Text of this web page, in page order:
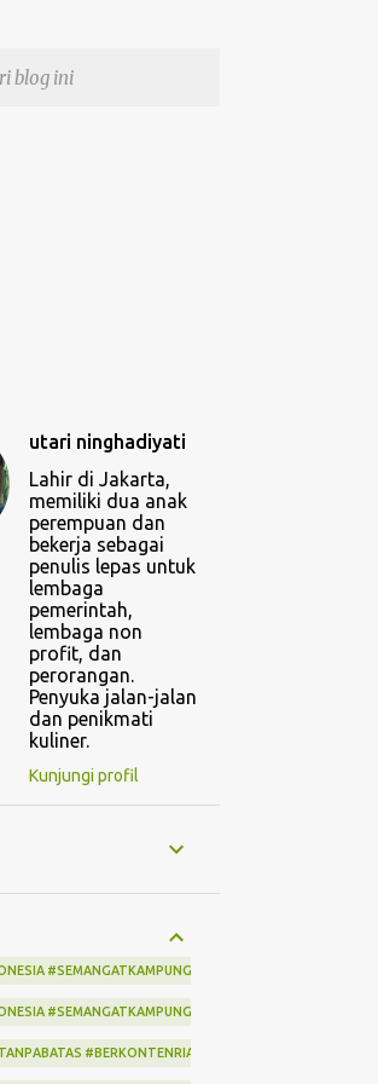
utari ninghadiyati
Lahir di Jakarta,
memiliki dua anak
perempuan dan
bekerja sebagai
penulis lepas untuk
lembaga
pemerintah,
lembaga non
profit, dan
perorangan.
Penyuka jalan-jalan
dan penikmati
kuliner.
Kunjungi profil
#SEMANGATKAMPUNGINDONESIA
#SEMANGATKAMPUNGINDONESIA
#BERKONTENRIABERSAMAINDIHOME